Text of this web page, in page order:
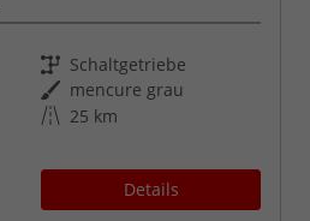
Getriebe Schaltgetriebe
Außenfarbe mencure grau
Kilometerstand 25 km
Details